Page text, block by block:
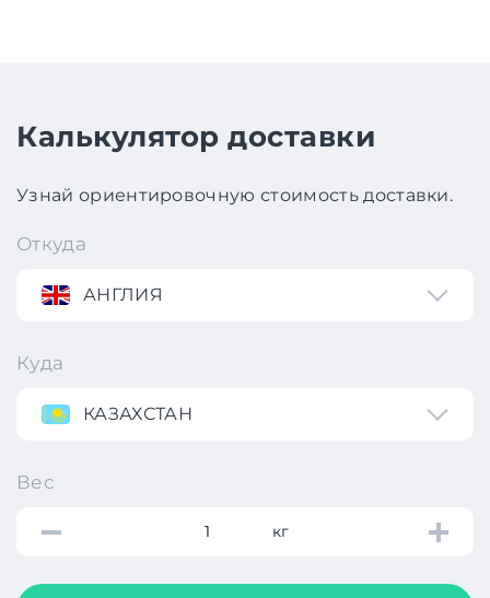
Калькулятор доставки
Узнай ориентировочную стоимость доставки.
Откуда
АНГЛИЯ
Куда
КАЗАХСТАН
Вес
кг